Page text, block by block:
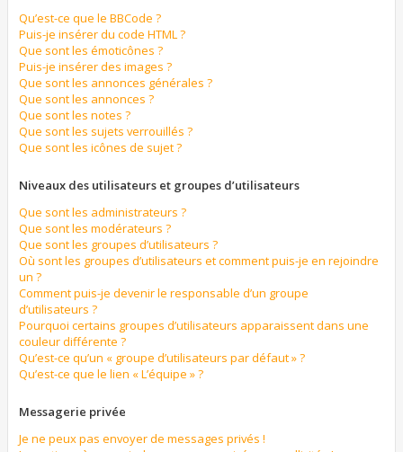
Qu’est-ce que le BBCode ?
Puis-je insérer du code HTML ?
Que sont les émoticônes ?
Puis-je insérer des images ?
Que sont les annonces générales ?
Que sont les annonces ?
Que sont les notes ?
Que sont les sujets verrouillés ?
Que sont les icônes de sujet ?
Niveaux des utilisateurs et groupes d’utilisateurs
Que sont les administrateurs ?
Que sont les modérateurs ?
Que sont les groupes d’utilisateurs ?
Où sont les groupes d’utilisateurs et comment puis-je en rejoindre
un ?
Comment puis-je devenir le responsable d’un groupe
d’utilisateurs ?
Pourquoi certains groupes d’utilisateurs apparaissent dans une
couleur différente ?
Qu’est-ce qu’un « groupe d’utilisateurs par défaut » ?
Qu’est-ce que le lien « L’équipe » ?
Messagerie privée
Je ne peux pas envoyer de messages privés !